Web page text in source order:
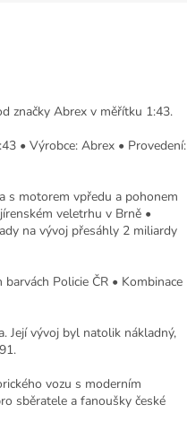
značky Abrex v měřítku 1:43.
• Výrobce: Abrex • Provedení:
s motorem vpředu a pohonem
veletrhu v Brně •
na vývoj přesáhly 2 miliardy
Policie ČR • Kombinace
Její vývoj byl natolik nákladný,
vozu s moderním
sběratele a fanoušky české